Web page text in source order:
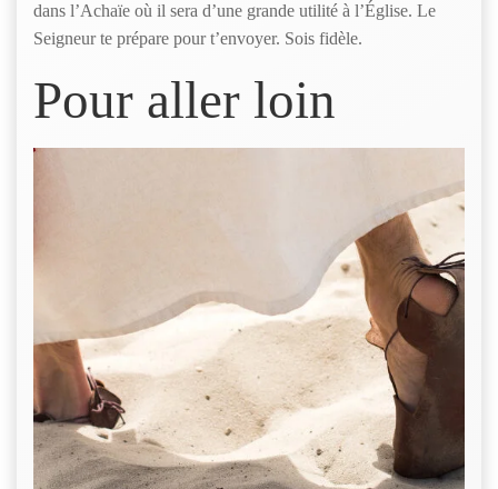
dans l’Achaïe où il sera d’une grande utilité à l’Église. Le
Seigneur te prépare pour t’envoyer. Sois fidèle.
Pour aller loin